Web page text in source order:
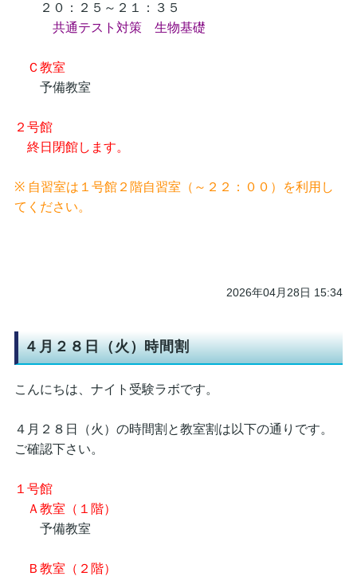
２０：２５～２１：３５
共通テスト対策 生物基礎
Ｃ教室
予備教室
２号館
終日閉館します。
※ 自習室は１号館２階自習室（～２２：００）を利用し
てください。
2026年04月28日 15:34
４月２８日（火）時間割
こんにちは、ナイト受験ラボです。
４月２８日（火）の時間割と教室割は以下の通りです。
ご確認下さい。
１号館
Ａ教室（１階）
予備教室
Ｂ教室（２階）